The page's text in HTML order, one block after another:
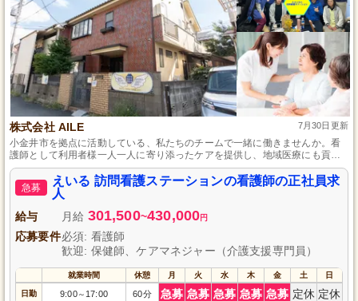
株式会社 AILE 7月30日更新
小金井市を拠点に活動している、私たちのチームで一緒に働きませんか。看
護師として利用者様一人一人に寄り添ったケアを提供し、地域医療にも貢献
できる機会があります。また、看護師の資格さえあれば未経験からでも始め
られ、人間力と情熱を存分に活かせる職場です。自己成長したい方には最適
な環境を提供します。
急募
えいる 訪問看護ステーションの看護師の正社員求
人
給与 月給 301,500~430,000円
応募要件必須: 看護師
歓迎: 保健師、ケアマネジャー（介護支援専門員）
就業時間 休憩 月 火 水 木 金 土 日
日勤 9:00～ 17:00 60分 急募 急募 急募 急募 急募 定休 定休